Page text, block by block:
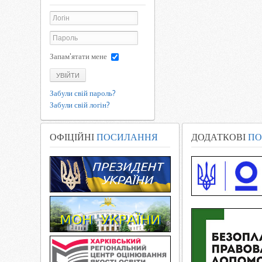
Запам'ятати мене
УВІЙТИ
Забули свій пароль?
Забули свій логін?
ОФІЦІЙНІ ПОСИЛАННЯ ДОДАТКОВІ